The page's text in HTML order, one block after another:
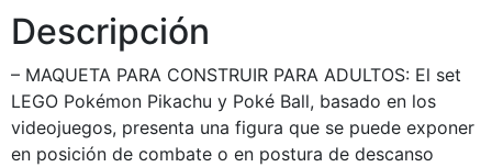
Descripción
– MAQUETA PARA CONSTRUIR PARA ADULTOS: El set
LEGO Pokémon Pikachu y Poké Ball, basado en los
videojuegos, presenta una figura que se puede exponer
en posición de combate o en postura de descanso